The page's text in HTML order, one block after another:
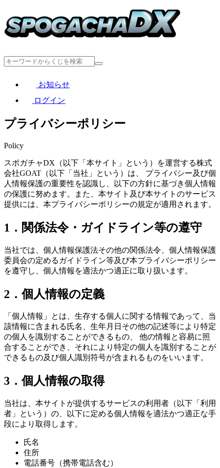
お知らせ
ログイン
プライバシーポリシー
Policy
スポガチャDX（以下「本サイト」という）を運営する株式
会社GOAT（以下「当社」という）は、 プライバシー及び個
人情報保護の重要性を認識し、以下の方針に基づき個人情報
の保護に努めます。また、本サイト及び本サイトのサービス
提供には、本プライバシーポリシーの規定が適用されます。
1．関係法令・ガイドライン等の遵守
当社では、個人情報保護法その他の関係法令、個人情報保護
委員会の定めるガイドライン等及び本プライバシーポリシー
を遵守し、個人情報を適法かつ適正に取り扱います。
2．個人情報の定義
「個人情報」とは、生存する個人に関する情報であって、当
該情報に含まれる氏名、生年月日その他の記述等により特定
の個人を識別することができるもの、 他の情報と容易に照
合することができ、それにより特定の個人を識別することが
できるもの及び個人識別符号が含まれるものをいいます。
3．個人情報の取得
当社は、本サイトが提供するサービスの利用者（以下「利用
者」という）の、以下に定める個人情報を適法かつ適正な手
段により取得します。
氏名
住所
電話番号（携帯電話含む）